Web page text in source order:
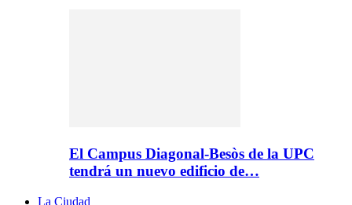
El Campus Diagonal-Besòs de la UPC
tendrá un nuevo edificio de…
La Ciudad